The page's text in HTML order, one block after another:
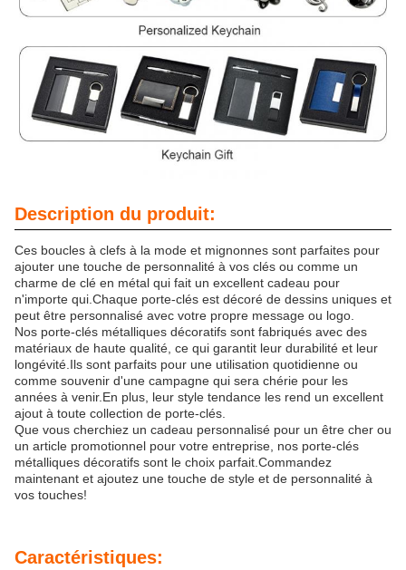
Description du produit:
Ces boucles à clefs à la mode et mignonnes sont parfaites pour
ajouter une touche de personnalité à vos clés ou comme un
charme de clé en métal qui fait un excellent cadeau pour
n'importe qui.Chaque porte-clés est décoré de dessins uniques et
peut être personnalisé avec votre propre message ou logo.
Nos porte-clés métalliques décoratifs sont fabriqués avec des
matériaux de haute qualité, ce qui garantit leur durabilité et leur
longévité.Ils sont parfaits pour une utilisation quotidienne ou
comme souvenir d'une campagne qui sera chérie pour les
années à venir.En plus, leur style tendance les rend un excellent
ajout à toute collection de porte-clés.
Que vous cherchiez un cadeau personnalisé pour un être cher ou
un article promotionnel pour votre entreprise, nos porte-clés
métalliques décoratifs sont le choix parfait.Commandez
maintenant et ajoutez une touche de style et de personnalité à
vos touches!
Caractéristiques: